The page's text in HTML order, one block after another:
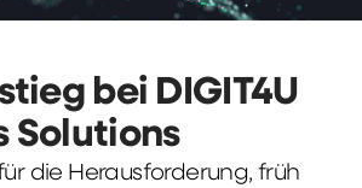
bei DIGIT4U
Solutions
die Herausforderung, früh